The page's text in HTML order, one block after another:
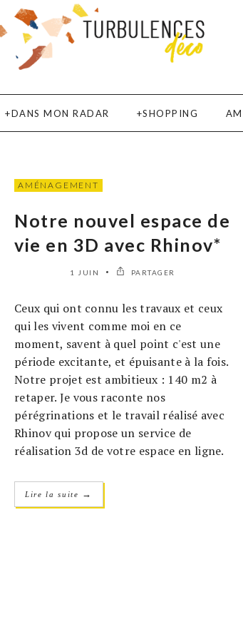
DANS MON RADAR SHOPPING
AMÉNAGEMENT
Notre nouvel espace de
vie en 3D avec Rhinov*
1 JUIN PARTAGER
Ceux qui ont connu les travaux et ceux
qui les vivent comme moi en ce
moment, savent à quel point c'est une
période excitante, et épuisante à la fois.
Notre projet est ambitieux : 140 m2 à
retaper. Je vous raconte nos
pérégrinations et le travail réalisé avec
Rhinov qui propose un service de
réalisation 3d de votre espace en ligne.
Lire la suite →